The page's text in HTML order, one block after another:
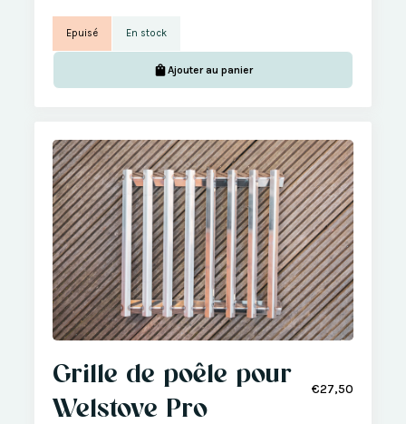
Epuisé En stock
Ajouter au panier
Grille de poêle pour
Welstove Pro
€27,50